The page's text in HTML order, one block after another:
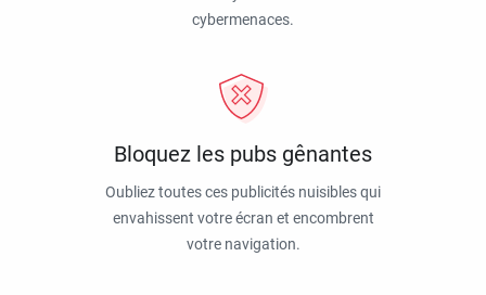
cybermenaces.
Bloquez les pubs gênantes
Oubliez toutes ces publicités nuisibles qui
envahissent votre écran et encombrent
votre navigation.